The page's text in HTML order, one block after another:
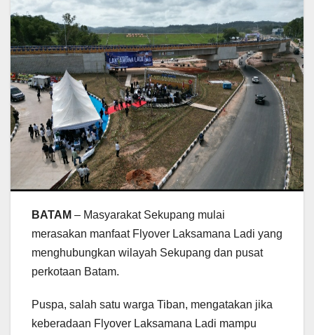
BATAM – Masyarakat Sekupang mulai
merasakan manfaat Flyover Laksamana Ladi yang
menghubungkan wilayah Sekupang dan pusat
perkotaan Batam.
Puspa, salah satu warga Tiban, mengatakan jika
keberadaan Flyover Laksamana Ladi mampu